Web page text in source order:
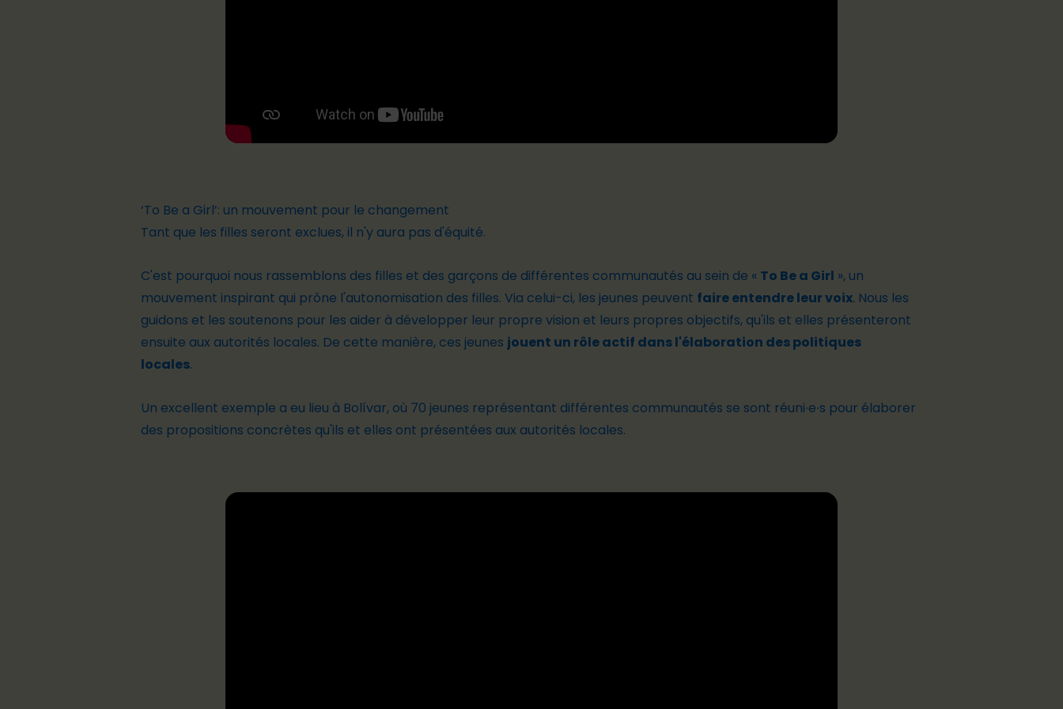
‘To Be a Girl’: un mouvement pour le changement
Tant que les filles seront exclues, il n'y aura pas d'équité.
C'est pourquoi nous rassemblons des filles et des garçons de différentes communautés au sein de « To Be a Girl », un
mouvement inspirant qui prône l'autonomisation des filles. Via celui-ci, les jeunes peuvent faire entendre leur voix. Nous les
guidons et les soutenons pour les aider à développer leur propre vision et leurs propres objectifs, qu'ils et elles présenteront
ensuite aux autorités locales. De cette manière, ces jeunes jouent un rôle actif dans l'élaboration des politiques
locales.
Un excellent exemple a eu lieu à Bolívar, où 70 jeunes représentant différentes communautés se sont réuni∙e∙s pour élaborer
des propositions concrètes qu'ils et elles ont présentées aux autorités locales.